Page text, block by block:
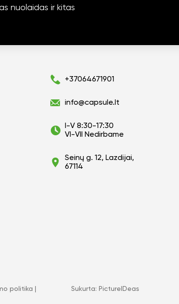
nuolaidas ir kitas
+37064671901
info@capsule.lt
I-V 8:30-17:30
VI-VII Nedirbame
Seinų g. 12, Lazdijai,
67114
politika Sukurta: PictureIDeas